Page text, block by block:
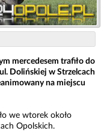
mercedesem trafiło do
Dolińskiej w Strzelcach
na miejscu
we wtorek około
Opolskich.